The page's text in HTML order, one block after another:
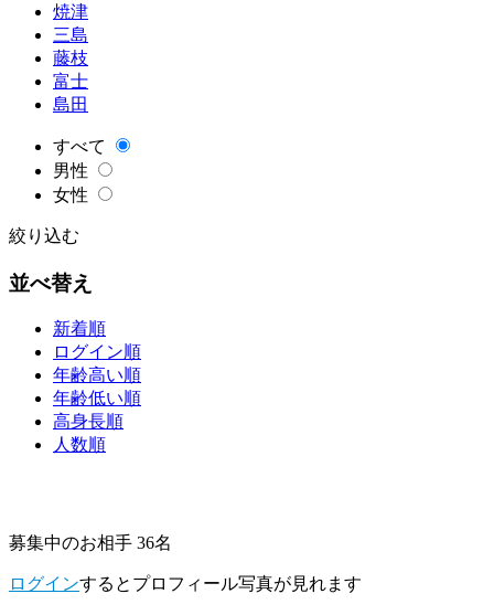
焼津
三島
藤枝
富士
島田
すべて
男性
女性
絞り込む
並べ替え
新着順
ログイン順
年齢高い順
年齢低い順
高身長順
人数順
募集中のお相手 36名
ログインするとプロフィール写真が見れます